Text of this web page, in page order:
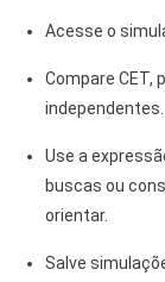
Acesse o
Compare CET,
independentes.
Use a
buscas ou
orientar.
Salve